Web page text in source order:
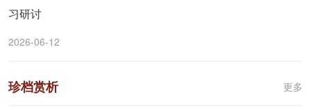
习研讨
2026-06-12
珍档赏析 更多